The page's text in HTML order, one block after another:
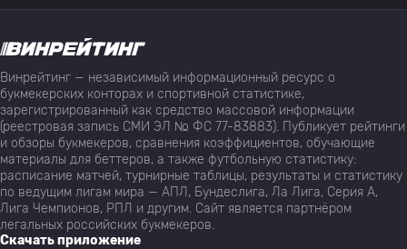
Винрейтинг — независимый информационный ресурс о
букмекерских конторах и спортивной статистике,
зарегистрированный как средство массовой информации
(реестровая запись СМИ ЭЛ № ФС 77-83883). Публикует рейтинги
и обзоры букмекеров, сравнения коэффициентов, обучающие
материалы для беттеров, а также футбольную статистику:
расписание матчей, турнирные таблицы, результаты и статистику
по ведущим лигам мира — АПЛ, Бундеслига, Ла Лига, Серия А,
Лига Чемпионов, РПЛ и другим. Сайт является партнёром
легальных российских букмекеров.
Скачать приложение